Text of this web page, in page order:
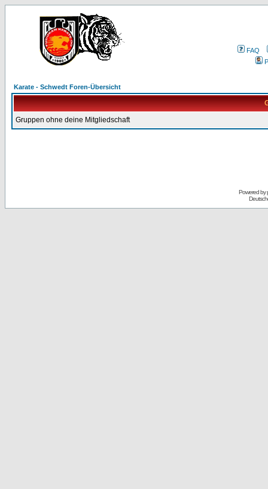
FAQ
Karate - Schwedt Foren-Übersicht
Gruppen ohne deine Mitgliedschaft
Powered by